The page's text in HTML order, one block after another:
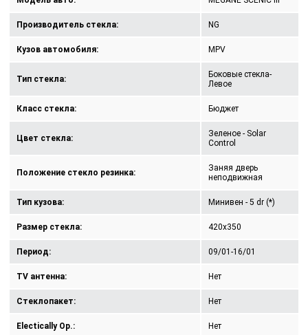
Производитель стекла: NG
Кузов автомобиля: MPV
Тип стекла:
Боковые стекла-
Левое
Класс стекла: Бюджет
Цвет стекла:
Зеленое - Solar
Control
Положение стекло резинка:
Заняя дверь
неподвижная
Тип кузова: Минивен - 5 dr (*)
Размер стекла: 420x350
Период: 09/01-16/01
TV антенна: Нет
Стеклопакет: Нет
Electically Op.: Нет